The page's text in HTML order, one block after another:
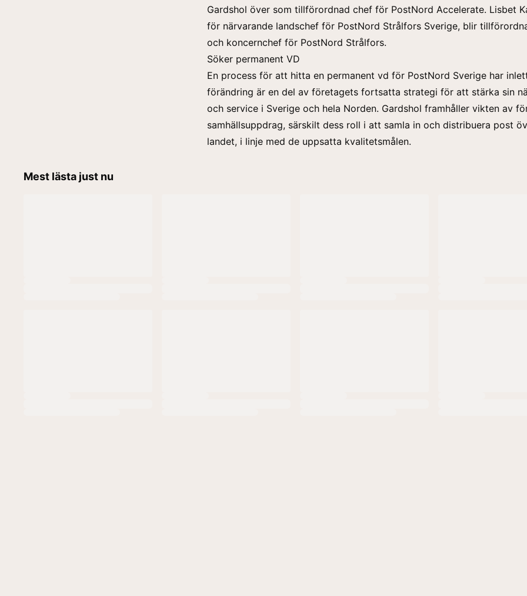
Gardshol över som tillförordnad chef för PostNord Accelerate. Lisbet
för närvarande landschef för PostNord Strålfors Sverige, blir
och koncernchef för PostNord Strålfors.
Söker permanent VD
En process för att hitta en permanent vd för PostNord Sverige har
förändring är en del av företagets fortsatta strategi för att stärka sin
och service i Sverige och hela Norden. Gardshol framhåller vikten av
samhällsuppdrag, särskilt dess roll i att samla in och distribuera post
landet, i linje med de uppsatta kvalitetsmålen.
Mest lästa just nu